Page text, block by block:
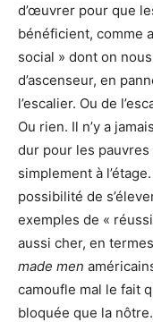
d’œuvrer pour que
bénéficient, comme
social » dont on
d’ascenseur, en
l’escalier. Ou de
Ou rien. Il n’y a
dur pour les
simplement à
possibilité de
exemples de «
aussi cher, en
made men
camoufle mal le fait
bloquée que la